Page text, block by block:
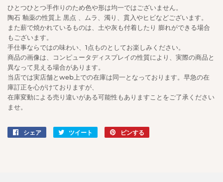
ひとつひとつ手作りのため色や形は均一ではございません。
陶石 釉薬の性質上 黒点 、ムラ、濁り、貫入やヒビなどございます。
また薪で焼かれているものは、土や灰も付着したり 膨れができる場合
もございます。
手仕事ならではの味わい、1点ものとしてお楽しみください。
商品の画像は、コンピュータディスプレイの性質により、実際の商品と
異なって見える場合があります。
当店では実店舗とweb上での在庫は同一となっております。早急の在
庫訂正を心がけておりますが、
在庫変動による売り違いがある可能性もありますことをご了承ください
ませ。
シェア
Facebookツイート
Twitter
ピンする